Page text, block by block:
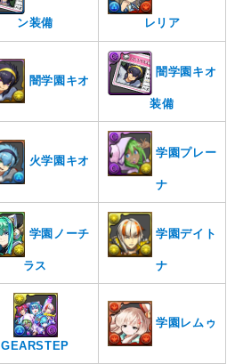
ン装備 レリア
闇学園キオ
闇学園キオ
装備
火学園キオ
学園プレー
ナ
学園ノーチ
ラス
学園デイト
ナ
GEARSTEP
学園レムゥ